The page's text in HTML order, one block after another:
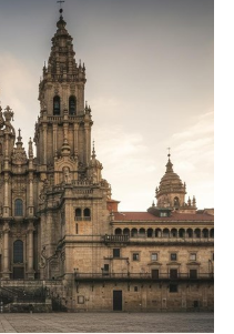
de la Humanidad.
empe...